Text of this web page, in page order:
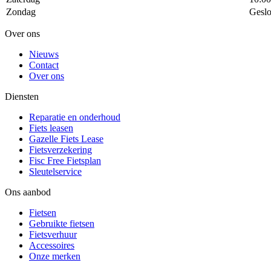
Zondag
Over ons
Nieuws
Contact
Over ons
Diensten
Reparatie en onderhoud
Fiets leasen
Gazelle Fiets Lease
Fietsverzekering
Fisc Free Fietsplan
Sleutelservice
Ons aanbod
Fietsen
Gebruikte fietsen
Fietsverhuur
Accessoires
Onze merken